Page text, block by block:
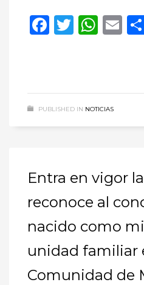
Facebook
Twitter
PUBLISHED IN NOTICIAS
Entra en vigor
reconoce al
nacido como
unidad familiar
Comunidad de